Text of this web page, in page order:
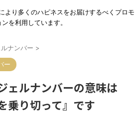
より多くのハピネスをお届けするべくプロモ
を利用しています。
ナンバー >
ー
ェルナンバーの意味は
乗り切って』です